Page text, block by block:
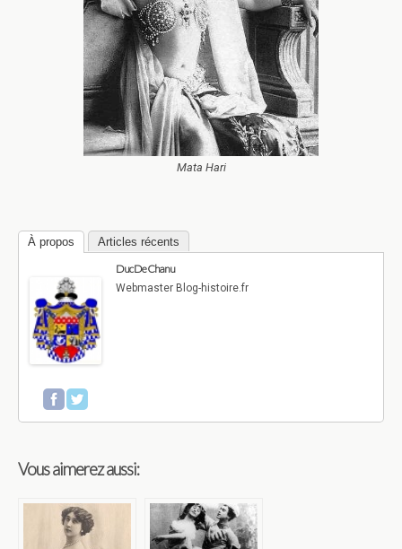
Mata Hari
À propos
Articles récents
Duc De Chanu
Webmaster Blog-histoire.fr
Vous aimerez aussi: